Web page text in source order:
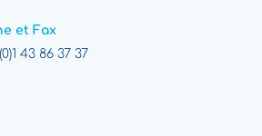
et Fax
43 86 37 37